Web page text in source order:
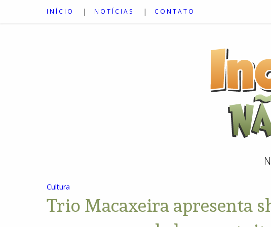
INÍCIO NOTÍCIAS CONTATO
Cultura
Trio Macaxeira apresenta